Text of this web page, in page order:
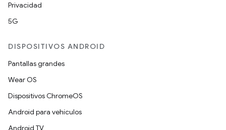
Privacidad
5G
DISPOSITIVOS ANDROID
Pantallas grandes
Wear OS
Dispositivos ChromeOS
Android para vehículos
Android TV